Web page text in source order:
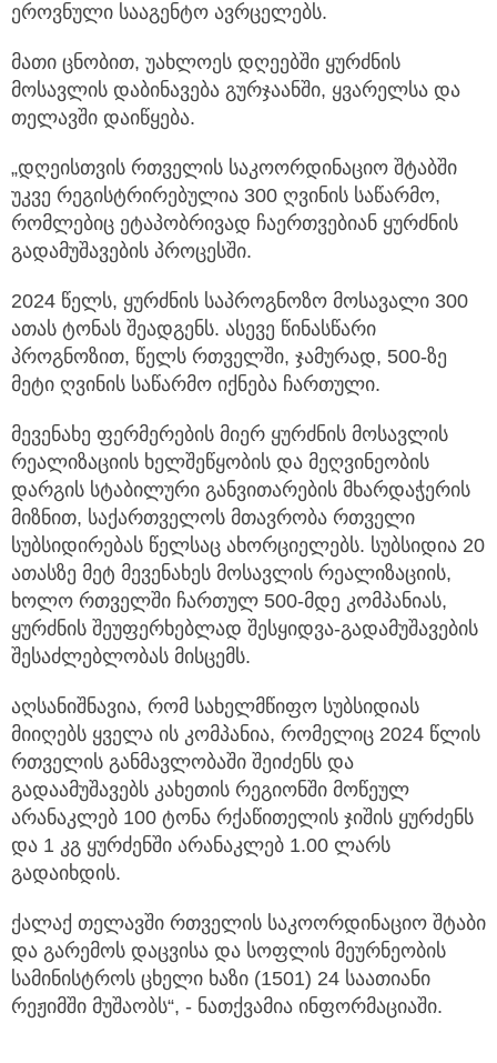
ეროვნული სააგენტო ავრცელებს.
მათი ცნობით, უახლოეს დღეებში ყურძნის
მოსავლის დაბინავება გურჯაანში, ყვარელსა და
თელავში დაიწყება.
„დღეისთვის რთველის საკოორდინაციო შტაბში
უკვე რეგისტრირებულია 300 ღვინის საწარმო,
რომლებიც ეტაპობრივად ჩაერთვებიან ყურძნის
გადამუშავების პროცესში.
2024 წელს, ყურძნის საპროგნოზო მოსავალი 300
ათას ტონას შეადგენს. ასევე წინასწარი
პროგნოზით, წელს რთველში, ჯამურად, 500-ზე
მეტი ღვინის საწარმო იქნება ჩართული.
მევენახე ფერმერების მიერ ყურძნის მოსავლის
რეალიზაციის ხელშეწყობის და მეღვინეობის
დარგის სტაბილური განვითარების მხარდაჭერის
მიზნით, საქართველოს მთავრობა რთველი
სუბსიდირებას წელსაც ახორციელებს. სუბსიდია 20
ათასზე მეტ მევენახეს მოსავლის რეალიზაციის,
ხოლო რთველში ჩართულ 500-მდე კომპანიას,
ყურძნის შეუფერხებლად შესყიდვა-გადამუშავების
შესაძლებლობას მისცემს.
აღსანიშნავია, რომ სახელმწიფო სუბსიდიას
მიიღებს ყველა ის კომპანია, რომელიც 2024 წლის
რთველის განმავლობაში შეიძენს და
გადაამუშავებს კახეთის რეგიონში მოწეულ
არანაკლებ 100 ტონა რქაწითელის ჯიშის ყურძენს
და 1 კგ ყურძენში არანაკლებ 1.00 ლარს
გადაიხდის.
ქალაქ თელავში რთველის საკოორდინაციო შტაბი
და გარემოს დაცვისა და სოფლის მეურნეობის
სამინისტროს ცხელი ხაზი (1501) 24 საათიანი
რეჟიმში მუშაობს“, - ნათქვამია ინფორმაციაში.